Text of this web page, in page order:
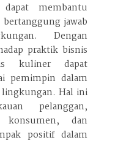
membantu
jawab
Dengan
praktik bisnis
kuliner dapat
pemimpin dalam
Hal ini
pelanggan,
konsumen, dan
positif dalam